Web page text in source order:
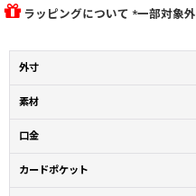
ラッピングについて *一部対象外
外寸
素材
口金
カードポケット